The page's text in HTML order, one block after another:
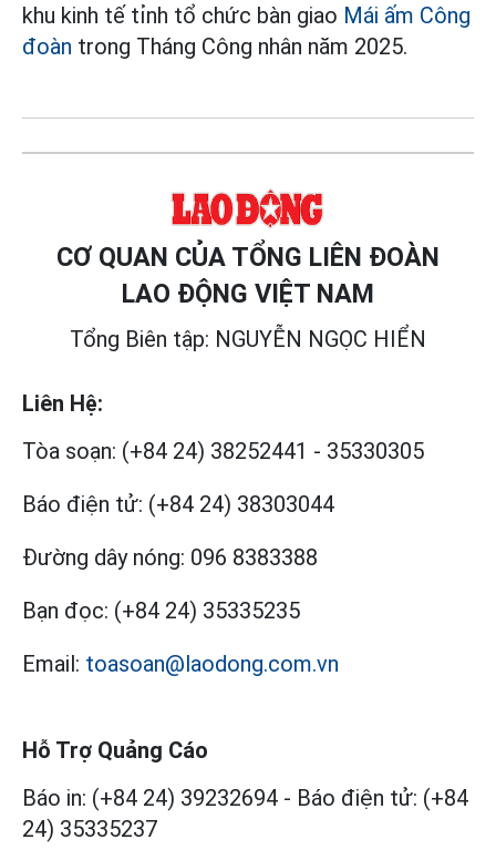
khu kinh tế tỉnh tổ chức bàn giao Mái ấm Công
đoàn trong Tháng Công nhân năm 2025.
CƠ QUAN CỦA TỔNG LIÊN ĐOÀN
LAO ĐỘNG VIỆT NAM
Tổng Biên tập: NGUYỄN NGỌC HIỂN
Liên Hệ:
Tòa soạn: (+84 24) 38252441 - 35330305
Báo điện tử: (+84 24) 38303044
Đường dây nóng: 096 8383388
Bạn đọc: (+84 24) 35335235
Email: toasoan@laodong.com.vn
Hỗ Trợ Quảng Cáo
Báo in: (+84 24) 39232694 - Báo điện tử: (+84
24) 35335237